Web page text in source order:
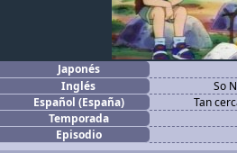
Japonés
Inglés
So
Español (España)
Tan
Temporada
Episodio